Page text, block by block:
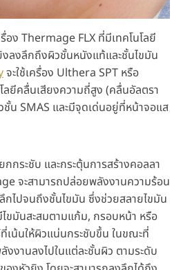
อง Thermage FLX ที่มีเทคโนโลยี
ลงลึกถึงผิวชั้นหนังแท้และชั้นไขมัน
จะใช้เครื่อง Ulthera SPT หรือ
ยีคลื่นเสียงความถี่สูง (คลื่นอัลตรา
น SMAS และมีจุดเด่นอยู่ที่หน้าจอแส
กระชับ และกระตุ้นการสร้างคอลลา
จะสามารถปล่อยพลังงานความร้อน
กไปจนถึงชั้นไขมัน ซึ่งช่วยสลายไขมัน
ขมันสะสมตามแก้ม, กรอบหน้า หรือ
เน้นให้ผิวแน่นกระชับขึ้น ในขณะที่
งานลงไปในแต่ละชั้นผิว ตามระดับ